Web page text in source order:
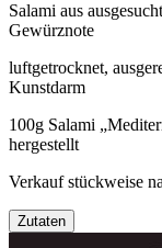
Salami aus
Gewürznote
luftgetrocknet,
Kunstdarm
100g Salami
hergestellt
Verkauf stückweise
Zutaten